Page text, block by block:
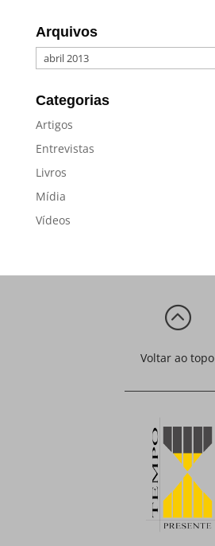
Arquivos
Arquivos
Categorias
Artigos
Entrevistas
Livros
Mídia
Vídeos
:
Voltar ao topo